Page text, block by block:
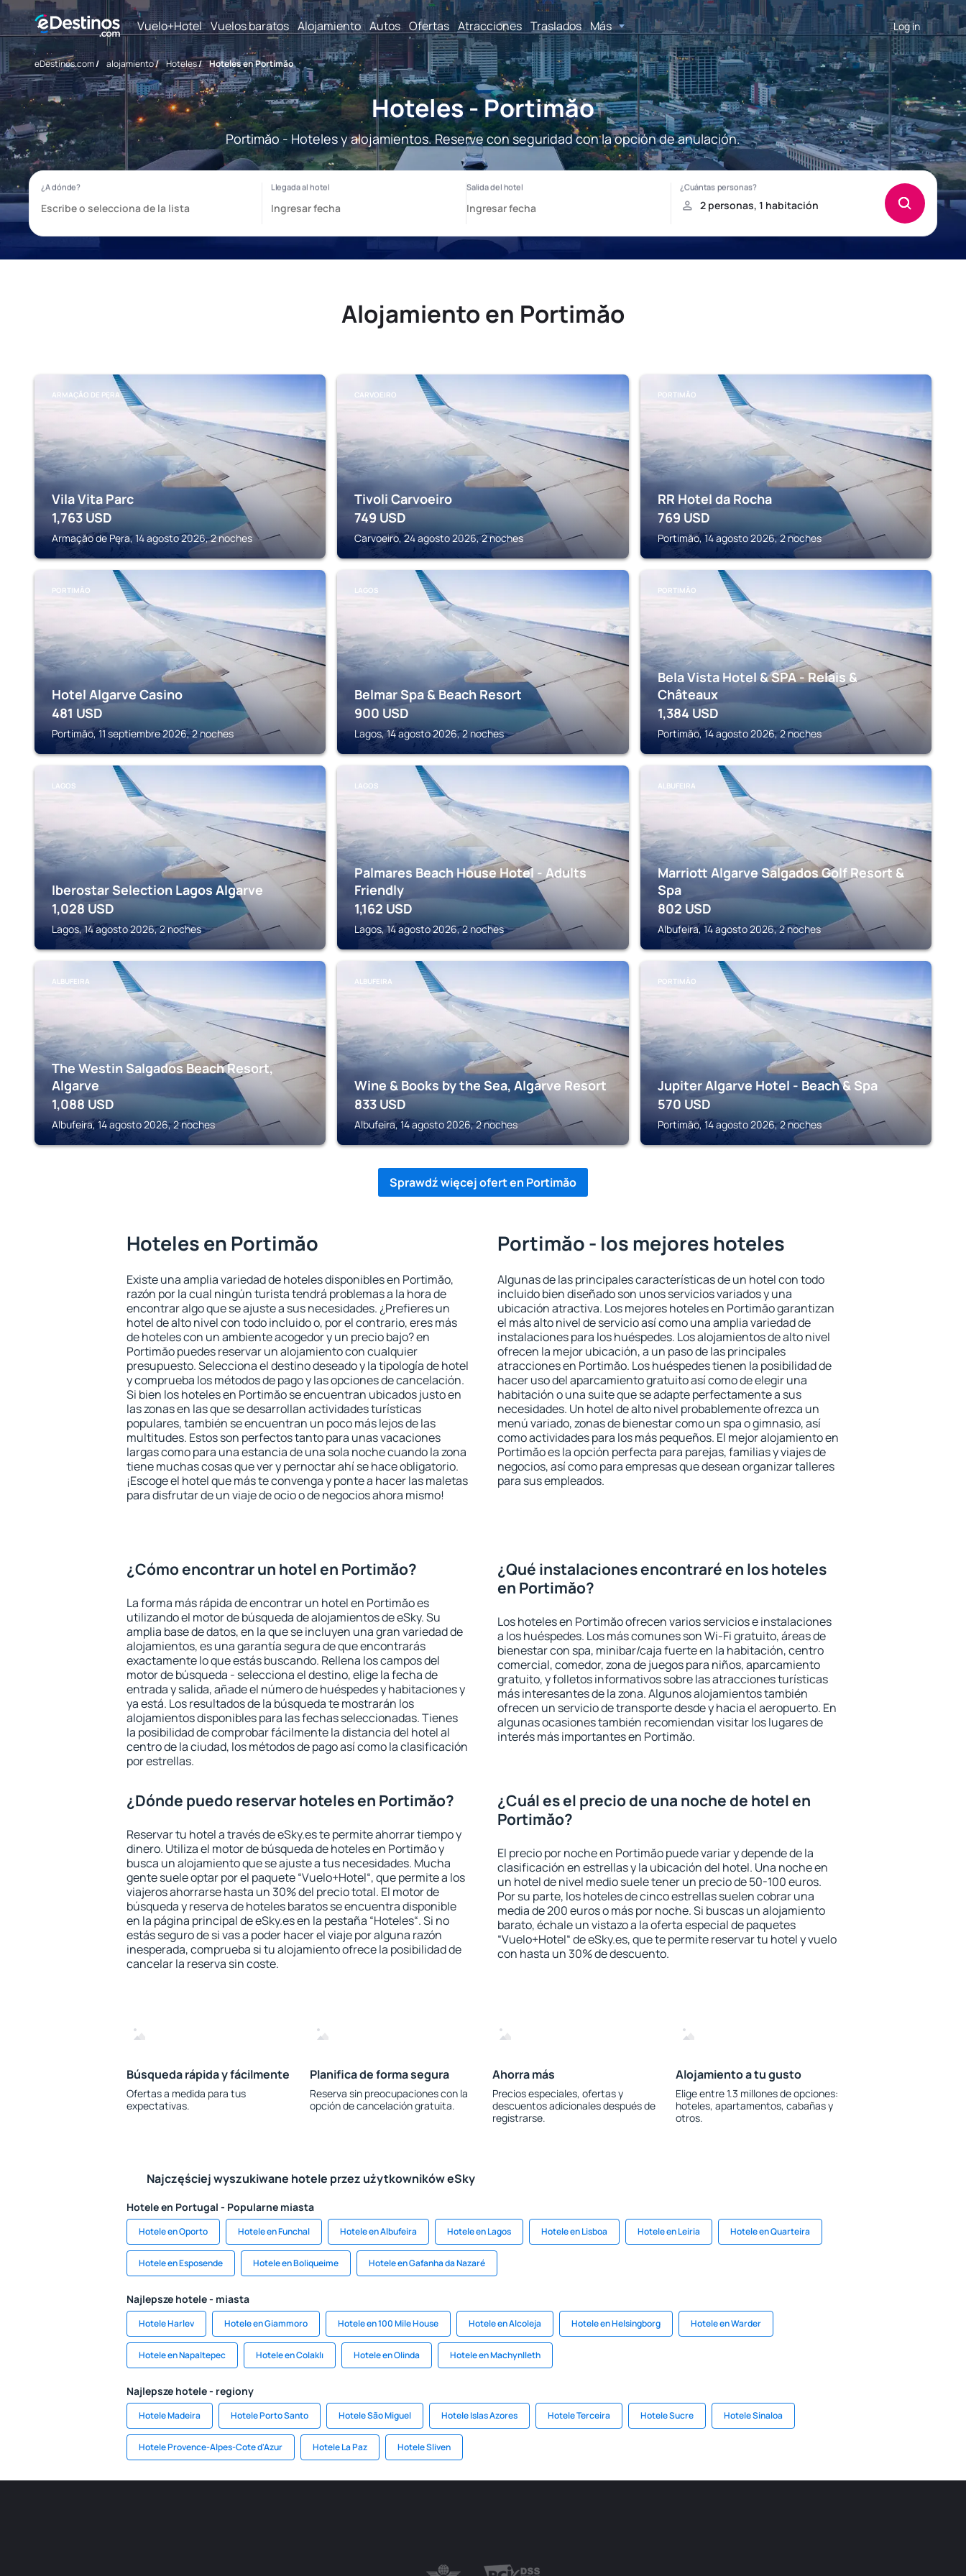
Vuelo+Hotel Vuelos baratos Alojamiento Autos Ofertas Atracciones Traslados Más Log in
eDestinos.com/ alojamiento/ Hoteles/ Hoteles en Portimăo
Hoteles - Portimăo
Portimăo - Hoteles y alojamientos. Reserve con seguridad con la opción de anulación.
Alojamiento en Portimăo
ARMAÇĂO DE PĘRA
Vila Vita Parc
1,763 USD
Armaçăo de Pęra, 14 agosto 2026, 2 noches
CARVOEIRO
Tivoli Carvoeiro
749 USD
Carvoeiro, 24 agosto 2026, 2 noches
PORTIMĂO
RR Hotel da Rocha
769 USD
Portimăo, 14 agosto 2026, 2 noches
PORTIMĂO
Hotel Algarve Casino
481 USD
Portimăo, 11 septiembre 2026, 2 noches
LAGOS
Belmar Spa & Beach Resort
900 USD
Lagos, 14 agosto 2026, 2 noches
PORTIMĂO
Bela Vista Hotel & SPA - Relais &
Châteaux
1,384 USD
Portimăo, 14 agosto 2026, 2 noches
LAGOS
Iberostar Selection Lagos Algarve
1,028 USD
Lagos, 14 agosto 2026, 2 noches
LAGOS
Palmares Beach House Hotel - Adults
Friendly
1,162 USD
Lagos, 14 agosto 2026, 2 noches
ALBUFEIRA
Marriott Algarve Salgados Golf Resort &
Spa
802 USD
Albufeira, 14 agosto 2026, 2 noches
ALBUFEIRA
The Westin Salgados Beach Resort,
Algarve
1,088 USD
Albufeira, 14 agosto 2026, 2 noches
ALBUFEIRA
Wine & Books by the Sea, Algarve Resort
833 USD
Albufeira, 14 agosto 2026, 2 noches
PORTIMĂO
Jupiter Algarve Hotel - Beach & Spa
570 USD
Portimăo, 14 agosto 2026, 2 noches
Sprawdź więcej ofert en Portimăo
Hoteles en Portimăo
Existe una amplia variedad de hoteles disponibles en Portimăo,
razón por la cual ningún turista tendrá problemas a la hora de
encontrar algo que se ajuste a sus necesidades. ¿Prefieres un
hotel de alto nivel con todo incluido o, por el contrario, eres más
de hoteles con un ambiente acogedor y un precio bajo? en
Portimăo puedes reservar un alojamiento con cualquier
presupuesto. Selecciona el destino deseado y la tipología de hotel
y comprueba los métodos de pago y las opciones de cancelación.
Si bien los hoteles en Portimăo se encuentran ubicados justo en
las zonas en las que se desarrollan actividades turísticas
populares, también se encuentran un poco más lejos de las
multitudes. Estos son perfectos tanto para unas vacaciones
largas como para una estancia de una sola noche cuando la zona
tiene muchas cosas que ver y pernoctar ahí se hace obligatorio.
¡Escoge el hotel que más te convenga y ponte a hacer las maletas
para disfrutar de un viaje de ocio o de negocios ahora mismo!
Portimăo - los mejores hoteles
Algunas de las principales características de un hotel con todo
incluido bien diseñado son unos servicios variados y una
ubicación atractiva. Los mejores hoteles en Portimăo garantizan
el más alto nivel de servicio así como una amplia variedad de
instalaciones para los huéspedes. Los alojamientos de alto nivel
ofrecen la mejor ubicación, a un paso de las principales
atracciones en Portimăo. Los huéspedes tienen la posibilidad de
hacer uso del aparcamiento gratuito así como de elegir una
habitación o una suite que se adapte perfectamente a sus
necesidades. Un hotel de alto nivel probablemente ofrezca un
menú variado, zonas de bienestar como un spa o gimnasio, así
como actividades para los más pequeños. El mejor alojamiento en
Portimăo es la opción perfecta para parejas, familias y viajes de
negocios, así como para empresas que desean organizar talleres
para sus empleados.
¿Cómo encontrar un hotel en Portimăo?
La forma más rápida de encontrar un hotel en Portimăo es
utilizando el motor de búsqueda de alojamientos de eSky. Su
amplia base de datos, en la que se incluyen una gran variedad de
alojamientos, es una garantía segura de que encontrarás
exactamente lo que estás buscando. Rellena los campos del
motor de búsqueda - selecciona el destino, elige la fecha de
entrada y salida, añade el número de huéspedes y habitaciones y
ya está. Los resultados de la búsqueda te mostrarán los
alojamientos disponibles para las fechas seleccionadas. Tienes
la posibilidad de comprobar fácilmente la distancia del hotel al
centro de la ciudad, los métodos de pago así como la clasificación
por estrellas.
¿Qué instalaciones encontraré en los hoteles
en Portimăo?
Los hoteles en Portimăo ofrecen varios servicios e instalaciones
a los huéspedes. Los más comunes son Wi-Fi gratuito, áreas de
bienestar con spa, minibar/caja fuerte en la habitación, centro
comercial, comedor, zona de juegos para niños, aparcamiento
gratuito, y folletos informativos sobre las atracciones turísticas
más interesantes de la zona. Algunos alojamientos también
ofrecen un servicio de transporte desde y hacia el aeropuerto. En
algunas ocasiones también recomiendan visitar los lugares de
interés más importantes en Portimăo.
¿Dónde puedo reservar hoteles en Portimăo?
Reservar tu hotel a través de eSky.es te permite ahorrar tiempo y
dinero. Utiliza el motor de búsqueda de hoteles en Portimăo y
busca un alojamiento que se ajuste a tus necesidades. Mucha
gente suele optar por el paquete “Vuelo+Hotel“, que permite a los
viajeros ahorrarse hasta un 30% del precio total. El motor de
búsqueda y reserva de hoteles baratos se encuentra disponible
en la página principal de eSky.es en la pestaña “Hoteles“. Si no
estás seguro de si vas a poder hacer el viaje por alguna razón
inesperada, comprueba si tu alojamiento ofrece la posibilidad de
cancelar la reserva sin coste.
¿Cuál es el precio de una noche de hotel en
Portimăo?
El precio por noche en Portimăo puede variar y depende de la
clasificación en estrellas y la ubicación del hotel. Una noche en
un hotel de nivel medio suele tener un precio de 50-100 euros.
Por su parte, los hoteles de cinco estrellas suelen cobrar una
media de 200 euros o más por noche. Si buscas un alojamiento
barato, échale un vistazo a la oferta especial de paquetes
“Vuelo+Hotel“ de eSky.es, que te permite reservar tu hotel y vuelo
con hasta un 30% de descuento.
Búsqueda rápida y fácilmente
Ofertas a medida para tus
expectativas.
Planifica de forma segura
Reserva sin preocupaciones con la
opción de cancelación gratuita.
Ahorra más
Precios especiales, ofertas y
descuentos adicionales después de
registrarse.
Alojamiento a tu gusto
Elige entre 1.3 millones de opciones:
hoteles, apartamentos, cabañas y
otros.
Najczęściej wyszukiwane hotele przez użytkowników eSky
Hotele en Portugal - Popularne miasta
Hotele en Oporto Hotele en Funchal Hotele en Albufeira Hotele en Lagos Hotele en Lisboa Hotele en Leiria Hotele en Quarteira
Hotele en Esposende Hotele en Boliqueime Hotele en Gafanha da Nazaré
Najlepsze hotele - miasta
Hotele Harlev Hotele en Giammoro Hotele en 100 Mile House Hotele en Alcoleja Hotele en Helsingborg Hotele en Warder
Hotele en Napaltepec Hotele en Colaklı Hotele en Olinda Hotele en Machynlleth
Najlepsze hotele - regiony
Hotele Madeira Hotele Porto Santo Hotele São Miguel Hotele Islas Azores Hotele Terceira Hotele Sucre Hotele Sinaloa
Hotele Provence-Alpes-Cote d'Azur Hotele La Paz Hotele Sliven